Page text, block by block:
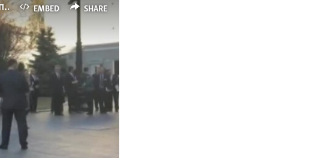
EMBED SHARE
США нарешті зрозуміли ситуацію в Україні - експерти про 2015-й рік. Відео